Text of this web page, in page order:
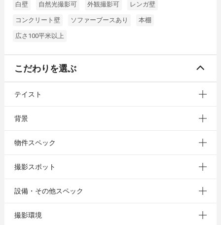
白壁 自然光撮影可 外観撮影可 レンガ壁
コンクリート壁 ソファーブースあり 本棚
広さ100平米以上
こだわりを選ぶ
テイスト
背景
物件スペック
撮影スポット
設備・その他スペック
撮影環境